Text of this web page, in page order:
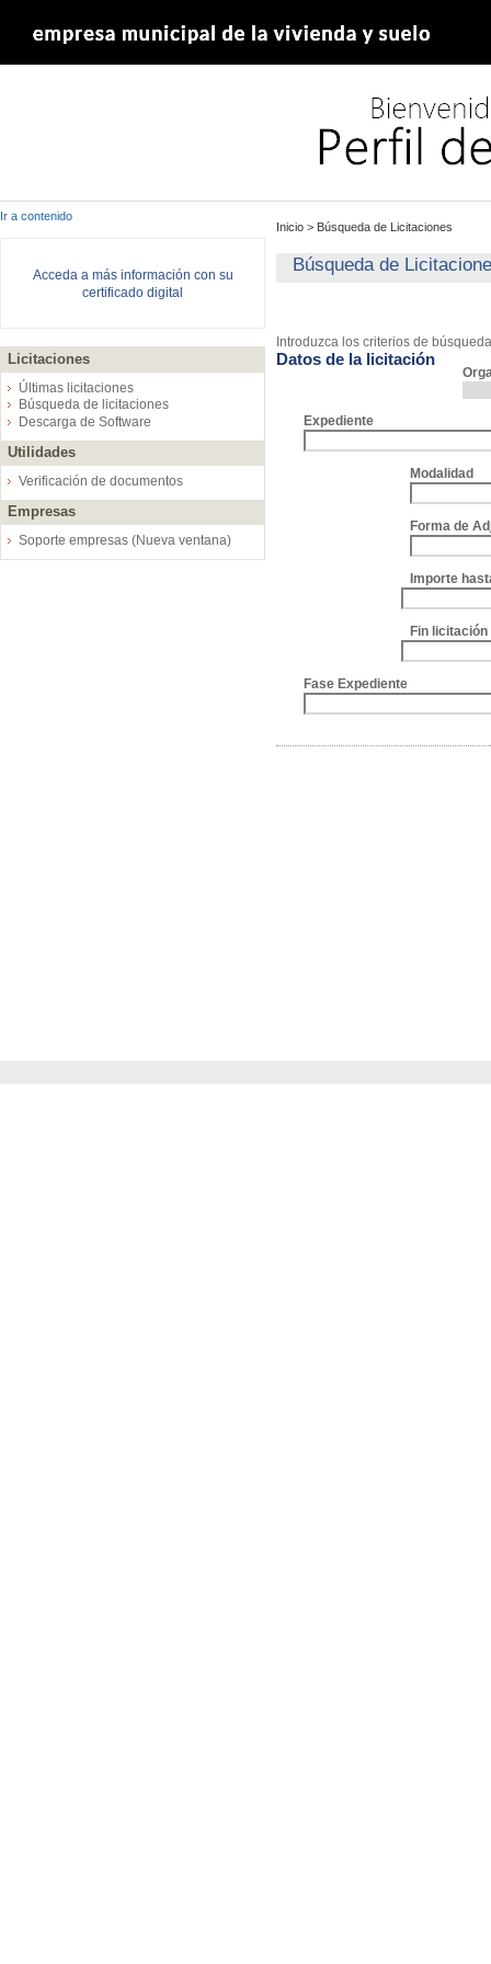
Ir a contenido
Acceda a más información con su
certificado digital
Licitaciones
Últimas licitaciones
Búsqueda de licitaciones
Descarga de Software
Utilidades
Verificación de documentos
Empresas
Soporte empresas (Nueva ventana)
Inicio > Búsqueda de Licitaciones
Búsqueda de
Introduzca los criterios de
Datos de la licitación
Expediente
Modalidad
Forma de
Importe
Fin
Fase Expediente